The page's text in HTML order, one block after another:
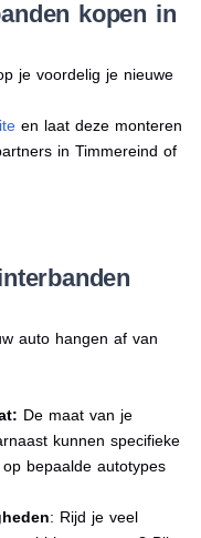
kopen in
je voordelig je nieuwe
en laat deze monteren
in Timmereind of
auto hangen af van
De maat van je
kunnen specifieke
bepaalde autotypes
: Rijd je veel